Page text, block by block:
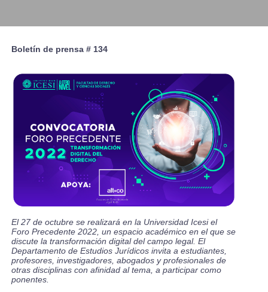
Boletín de prensa # 134
El 27 de octubre se realizará en la Universidad Icesi el
Foro Precedente 2022, un espacio académico en el que se
discute la transformación digital del campo legal. El
Departamento de Estudios Jurídicos invita a estudiantes,
profesores, investigadores, abogados y profesionales de
otras disciplinas con afinidad al tema, a participar como
ponentes.